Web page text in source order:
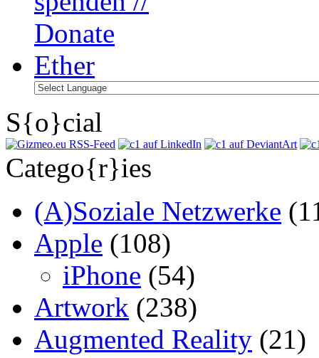
S{o}cial
Catego{r}ies
(A)Soziale Netzwerke
Apple (108)
iPhone (54)
Artwork (238)
Augmented Reality (21)